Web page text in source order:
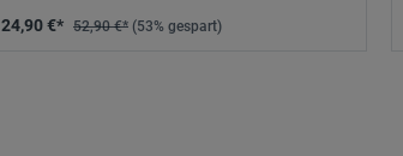
24,90 €* 52,90 €* (53% gespart)